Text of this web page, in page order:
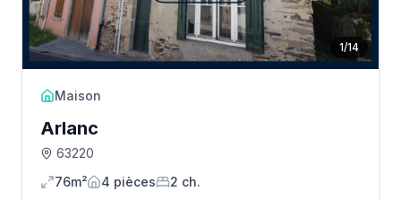
1/14
Maison
Arlanc
63220
76m²
4 pièces 2 ch.